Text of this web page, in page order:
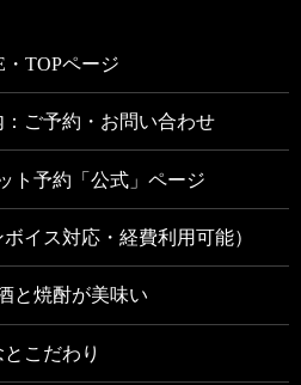
・TOPページ
ご予約・お問い合わせ
ト予約「公式」ページ
イス対応・経費利用可能）
と焼酎が美味い
こだわり